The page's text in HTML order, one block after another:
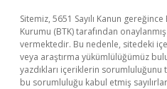
Sitemiz, 5651 Sayılı Kanun
Kurumu (BTK) tarafından
vermektedir. Bu nedenle, sitedeki
veya araştırma yükümlülüğümüz
yazdıkları içeriklerin
bu sorumluluğu kabul etmiş